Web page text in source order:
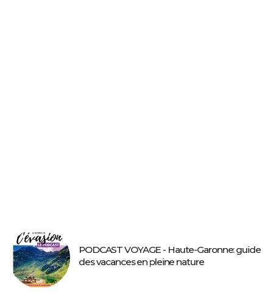
PODCAST VOYAGE - Haute-Garonne: guide
des vacances en pleine nature